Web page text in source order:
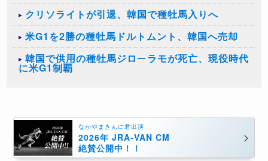
クリソライトが引退、韓国で種牡馬入りへ
米G1を2勝の種牡馬ドルトムント、韓国へ売却
韓国で供用の種牡馬ジローラモが死亡、現役時代
に米G1制覇
なかやまきんに君出演
2026年 JRA-VAN CM
絶賛公開中！！